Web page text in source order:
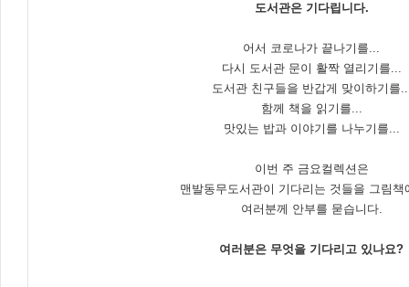
도서관은 기다립니다.
어서 코로나가 끝나기를...
다시 도서관 문이 활짝 열리기를...
도서관 친구들을 반갑게 맞이하기를
함께 책을 읽기를...
맛있는 밥과 이야기를 나누기를...
이번 주 금요컬렉션은
맨발동무도서관이 기다리는 것들을 그림책
여러분께 안부를 묻습니다.
여러분은 무엇을 기다리고 있나요?